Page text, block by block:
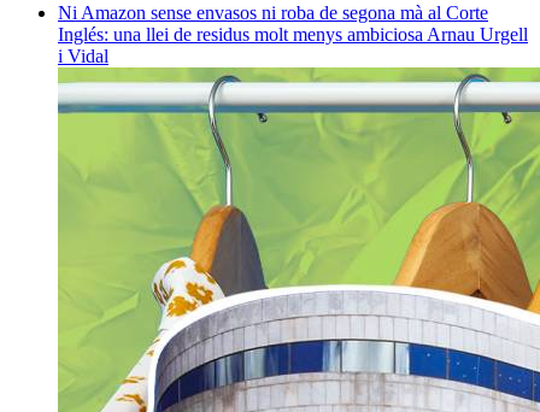
Ni Amazon sense envasos ni roba de segona mà al Corte
Inglés: una llei de residus molt menys ambiciosa Arnau Urgell
i Vidal